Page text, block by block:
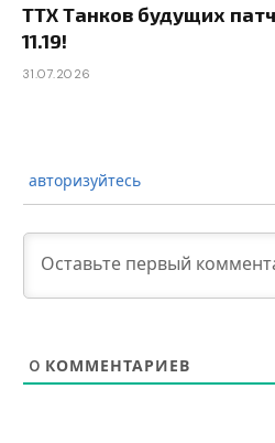
ТТХ Танков будущих
11.19!
31.07.2026
авторизуйтесь
0 КОММЕНТАРИЕВ